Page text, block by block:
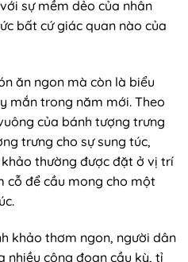
sự mềm dẻo của nhân
bất cứ giác quan nào của
ăn ngon mà còn là biểu
mắn trong năm mới. Theo
của bánh tượng trưng
trưng cho sự sung túc,
thường được đặt ở vị trí
để cầu mong cho một
khảo thơm ngon, người dân
nhiều công đoạn cầu kỳ, tỉ